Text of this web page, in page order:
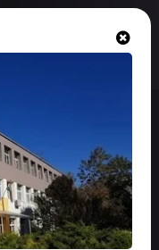
el a
nyerte el a